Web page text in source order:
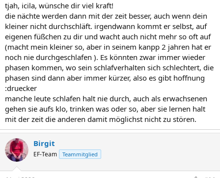
tjah, icila, wünsche dir viel kraft!
die nächte werden dann mit der zeit besser, auch wenn dein
kleiner nicht durchschläft. irgendwann kommt er selbst, auf
eigenen füßchen zu dir und wacht auch nicht mehr so oft auf
(macht mein kleiner so, aber in seinem kanpp 2 jahren hat er
noch nie durchgeschlafen ). Es könnten zwar immer wieder
phasen kommen, wo sein schlafverhalten sich schlechtert, die
phasen sind dann aber immer kürzer, also es gibt hoffnung
:druecker
manche leute schlafen halt nie durch, auch als erwachsenen
gehen sie aufs klo, trinken was oder so, aber sie lernen halt
mit der zeit die anderen damit möglichst nicht zu stören.
Birgit
EF-Team Teammitglied